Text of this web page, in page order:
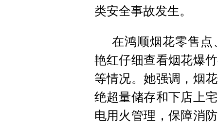
类安全事故发生。
在鸿顺烟花零售点
艳红仔细查看烟花爆
等情况。她强调，烟
绝超量储存和下店上
电用火管理，保障消